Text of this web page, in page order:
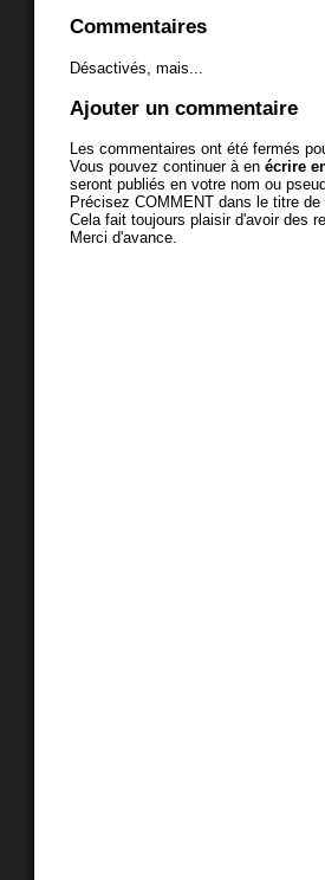
Commentaires
Désactivés, mais...
Ajouter un commentaire
Les commentaires ont été fermés
Vous pouvez continuer à en écrire
seront publiés en votre nom ou
Précisez COMMENT dans le titre de
Cela fait toujours plaisir d'avoir des
Merci d'avance.